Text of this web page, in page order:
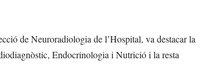
de Neuroradiologia de l’Hospital, va destacar la
Endocrinologia i Nutrició i la resta